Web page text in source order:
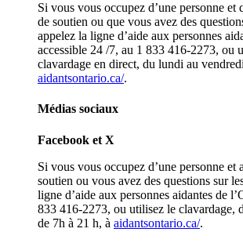
Si vous vous occupez d’une personne et
de soutien ou que vous avez des
appelez la ligne d’aide aux personnes
accessible 24 /7, au 1 833 416-2273, ou
clavardage en direct, du lundi au
aidantsontario.ca/.
Médias sociaux
Facebook et X
Si vous vous occupez d’une personne et
soutien ou vous avez des questions sur
ligne d’aide aux personnes aidantes de
833 416-2273, ou utilisez le clavardage,
de 7h à 21 h, à aidantsontario.ca/.